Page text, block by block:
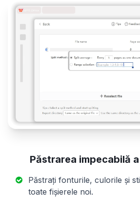
Păstrarea impecabilă
Păstrați fonturile, culorile și
toate fișierele noi.